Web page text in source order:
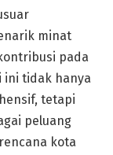
minat
pada
ini tidak hanya
tetapi
peluang
kota